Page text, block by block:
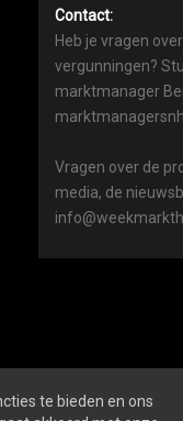
Contact:
Heb je vragen
vergunningen?
marktmanager
Vragen over de
media, de
te bieden en ons